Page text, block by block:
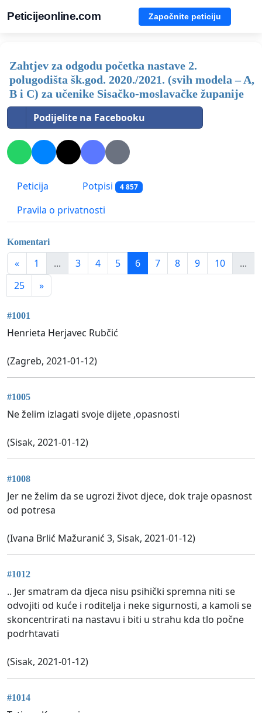
Peticijeonline.com Započnite peticiju
Zahtjev za odgodu početka nastave 2.
polugodišta šk.god. 2020./2021. (svih modela – A,
B i C) za učenike Sisačko-moslavačke županije
Podijelite na Facebooku
Peticija Potpisi 4 857
Pravila o privatnosti
Komentari
« 1 ... 3 4 5 6 7 8 9 10
...
25
»
#1001
Henrieta Herjavec Rubčić
(Zagreb, 2021-01-12)
#1005
Ne želim izlagati svoje dijete ,opasnosti
(Sisak, 2021-01-12)
#1008
Jer ne želim da se ugrozi život djece, dok traje opasnost
od potresa
(Ivana Brlić Mažuranić 3, Sisak, 2021-01-12)
#1012
.. Jer smatram da djeca nisu psihički spremna niti se
odvojiti od kuće i roditelja i neke sigurnosti, a kamoli se
skoncentrirati na nastavu i biti u strahu kda tlo počne
podrhtavati
(Sisak, 2021-01-12)
#1014